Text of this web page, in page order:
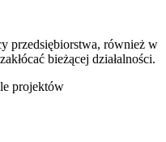
przedsiębiorstwa, również w
bieżącej działalności.